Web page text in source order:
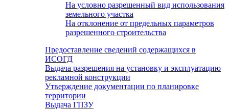
На условно разрешенный вид использования
земельного участка
На отклонение от предельных параметров
разрешенного строительства
Предоставление сведений содержащихся в
ИСОГД
Выдача разрешения на установку и эксплуатацию
рекламной конструкции
Утверждение документации по планировке
территории
Выдача ГПЗУ